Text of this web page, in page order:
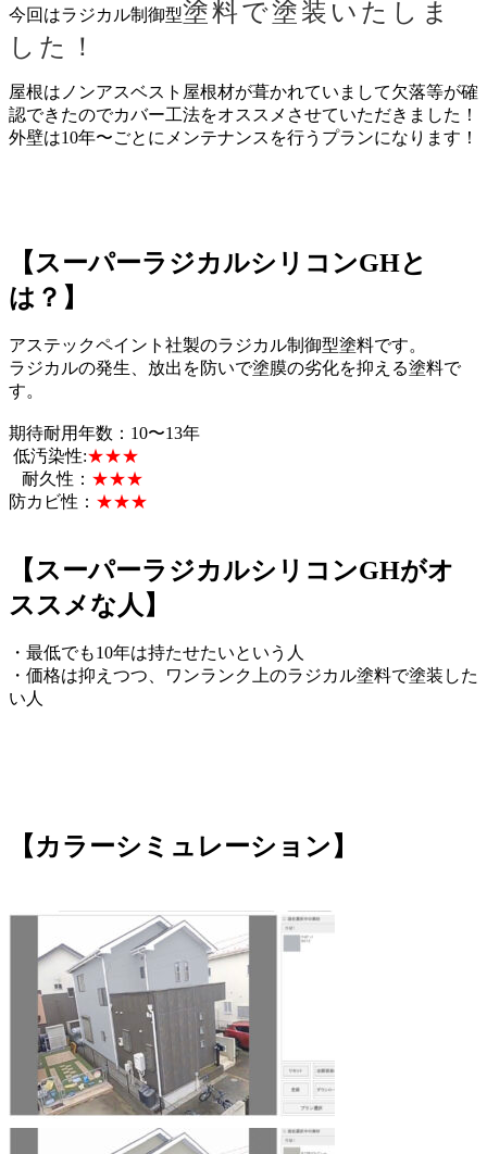
今回はラジカル制御型塗料で塗装いたしま
した！
屋根はノンアスベスト屋根材が葺かれていまして欠落等が確
認できたのでカバー工法をオススメさせていただきました！
外壁は10年〜ごとにメンテナンスを行うプランになります！
【スーパーラジカルシリコンGHと
は？】
アステックペイント社製のラジカル制御型塗料です。
ラジカルの発生、放出を防いで塗膜の劣化を抑える塗料で
す。
期待耐用年数：10〜13年
低汚染性:★★★
耐久性： ★★★
防カビ性： ★★★
【スーパーラジカルシリコンGHがオ
ススメな人】
・最低でも10年は持たせたいという人
・価格は抑えつつ、ワンランク上のラジカル塗料で塗装した
い人
【カラーシミュレーション】